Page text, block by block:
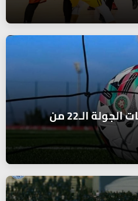
الكشف عن حكام مباريات الجولة الـ22 من